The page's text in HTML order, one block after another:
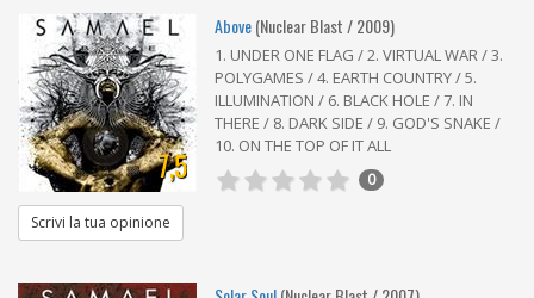
7,5
Above(Nuclear Blast / 2009)
1. UNDER ONE FLAG / 2. VIRTUAL WAR / 3.
POLYGAMES / 4. EARTH COUNTRY / 5.
ILLUMINATION / 6. BLACK HOLE / 7. IN
THERE / 8. DARK SIDE / 9. GOD'S SNAKE /
10. ON THE TOP OF IT ALL
0
Scrivi la tua opinione